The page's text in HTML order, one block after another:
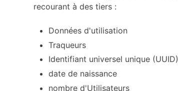
recourant à des tiers :
Données d'utilisation
Traqueurs
Identifiant universel unique (UUID)
date de naissance
nombre d'Utilisateurs